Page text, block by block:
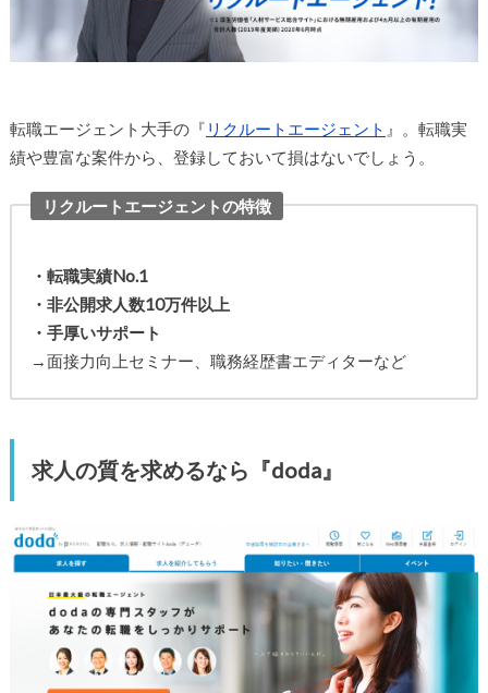
転職エージェント大手の『 リクルートエージェント 』。転職実
績や豊富な案件から、登録しておいて損はないでしょう。
リクルートエージェントの特徴
・転職実績No.1
・非公開求人数10万件以上
・手厚いサポート
→面接力向上セミナー、職務経歴書エディターなど
求人の質を求めるなら『doda』